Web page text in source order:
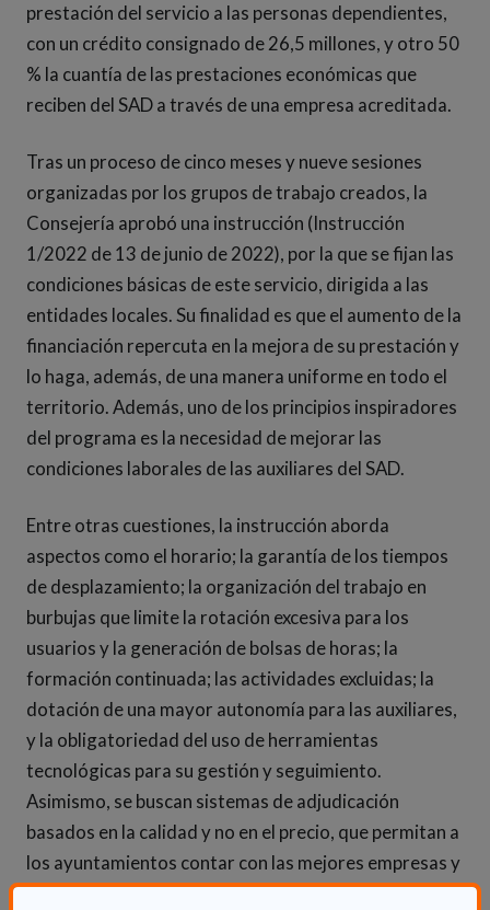
prestación del servicio a las personas dependientes,
con un crédito consignado de 26,5 millones, y otro 50
% la cuantía de las prestaciones económicas que
reciben del SAD a través de una empresa acreditada.
Tras un proceso de cinco meses y nueve sesiones
organizadas por los grupos de trabajo creados, la
Consejería aprobó una instrucción (Instrucción
1/2022 de 13 de junio de 2022), por la que se fijan las
condiciones básicas de este servicio, dirigida a las
entidades locales. Su finalidad es que el aumento de la
financiación repercuta en la mejora de su prestación y
lo haga, además, de una manera uniforme en todo el
territorio. Además, uno de los principios inspiradores
del programa es la necesidad de mejorar las
condiciones laborales de las auxiliares del SAD.
Entre otras cuestiones, la instrucción aborda
aspectos como el horario; la garantía de los tiempos
de desplazamiento; la organización del trabajo en
burbujas que limite la rotación excesiva para los
usuarios y la generación de bolsas de horas; la
formación continuada; las actividades excluidas; la
dotación de una mayor autonomía para las auxiliares,
y la obligatoriedad del uso de herramientas
tecnológicas para su gestión y seguimiento.
Asimismo, se buscan sistemas de adjudicación
basados en la calidad y no en el precio, que permitan a
los ayuntamientos contar con las mejores empresas y
no con las más baratas.